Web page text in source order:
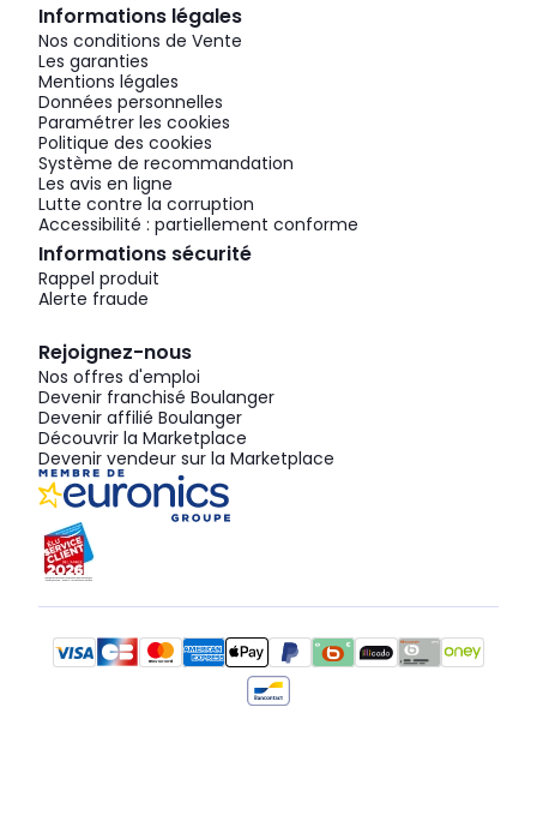
Informations légales
Nos conditions de Vente
Les garanties
Mentions légales
Données personnelles
Paramétrer les cookies
Politique des cookies
Système de recommandation
Les avis en ligne
Lutte contre la corruption
Accessibilité : partiellement conforme
Informations sécurité
Rappel produit
Alerte fraude
Rejoignez-nous
Nos offres d'emploi
Devenir franchisé Boulanger
Devenir affilié Boulanger
Découvrir la Marketplace
Devenir vendeur sur la Marketplace